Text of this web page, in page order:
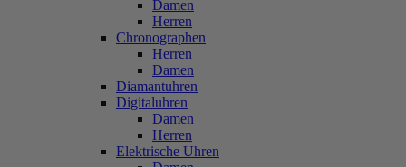
Damen
Herren
Chronographen
Herren
Damen
Diamantuhren
Digitaluhren
Damen
Herren
Elektrische Uhren